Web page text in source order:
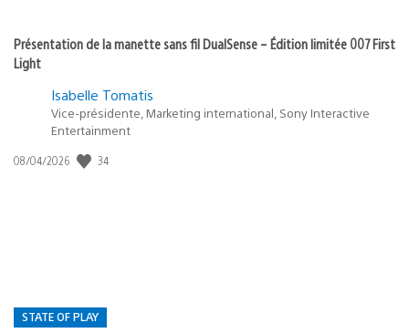
Présentation de la manette sans fil DualSense – Édition limitée 007 First
Light
Isabelle Tomatis
Vice-présidente, Marketing international, Sony Interactive
Entertainment
Date
08/04/2026 34
STATE OF PLAY